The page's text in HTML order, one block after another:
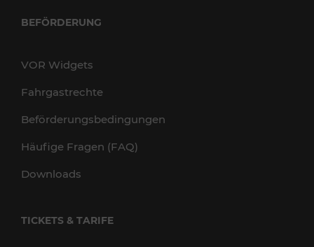
BEFÖRDERUNG
VOR Widgets
Fahrgastrechte
Beförderungsbedingungen
Häufige Fragen (FAQ)
Downloads
TICKETS & TARIFE